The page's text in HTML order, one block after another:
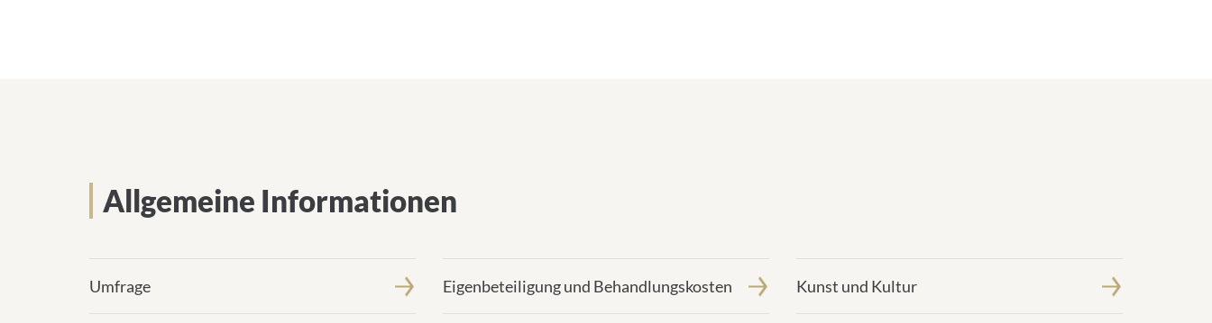
Allgemeine Informationen
Umfrage Eigenbeteiligung und Behandlungskosten Kunst und Kultur